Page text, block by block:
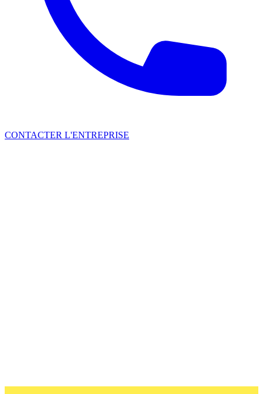
CONTACTER L'ENTREPRISE